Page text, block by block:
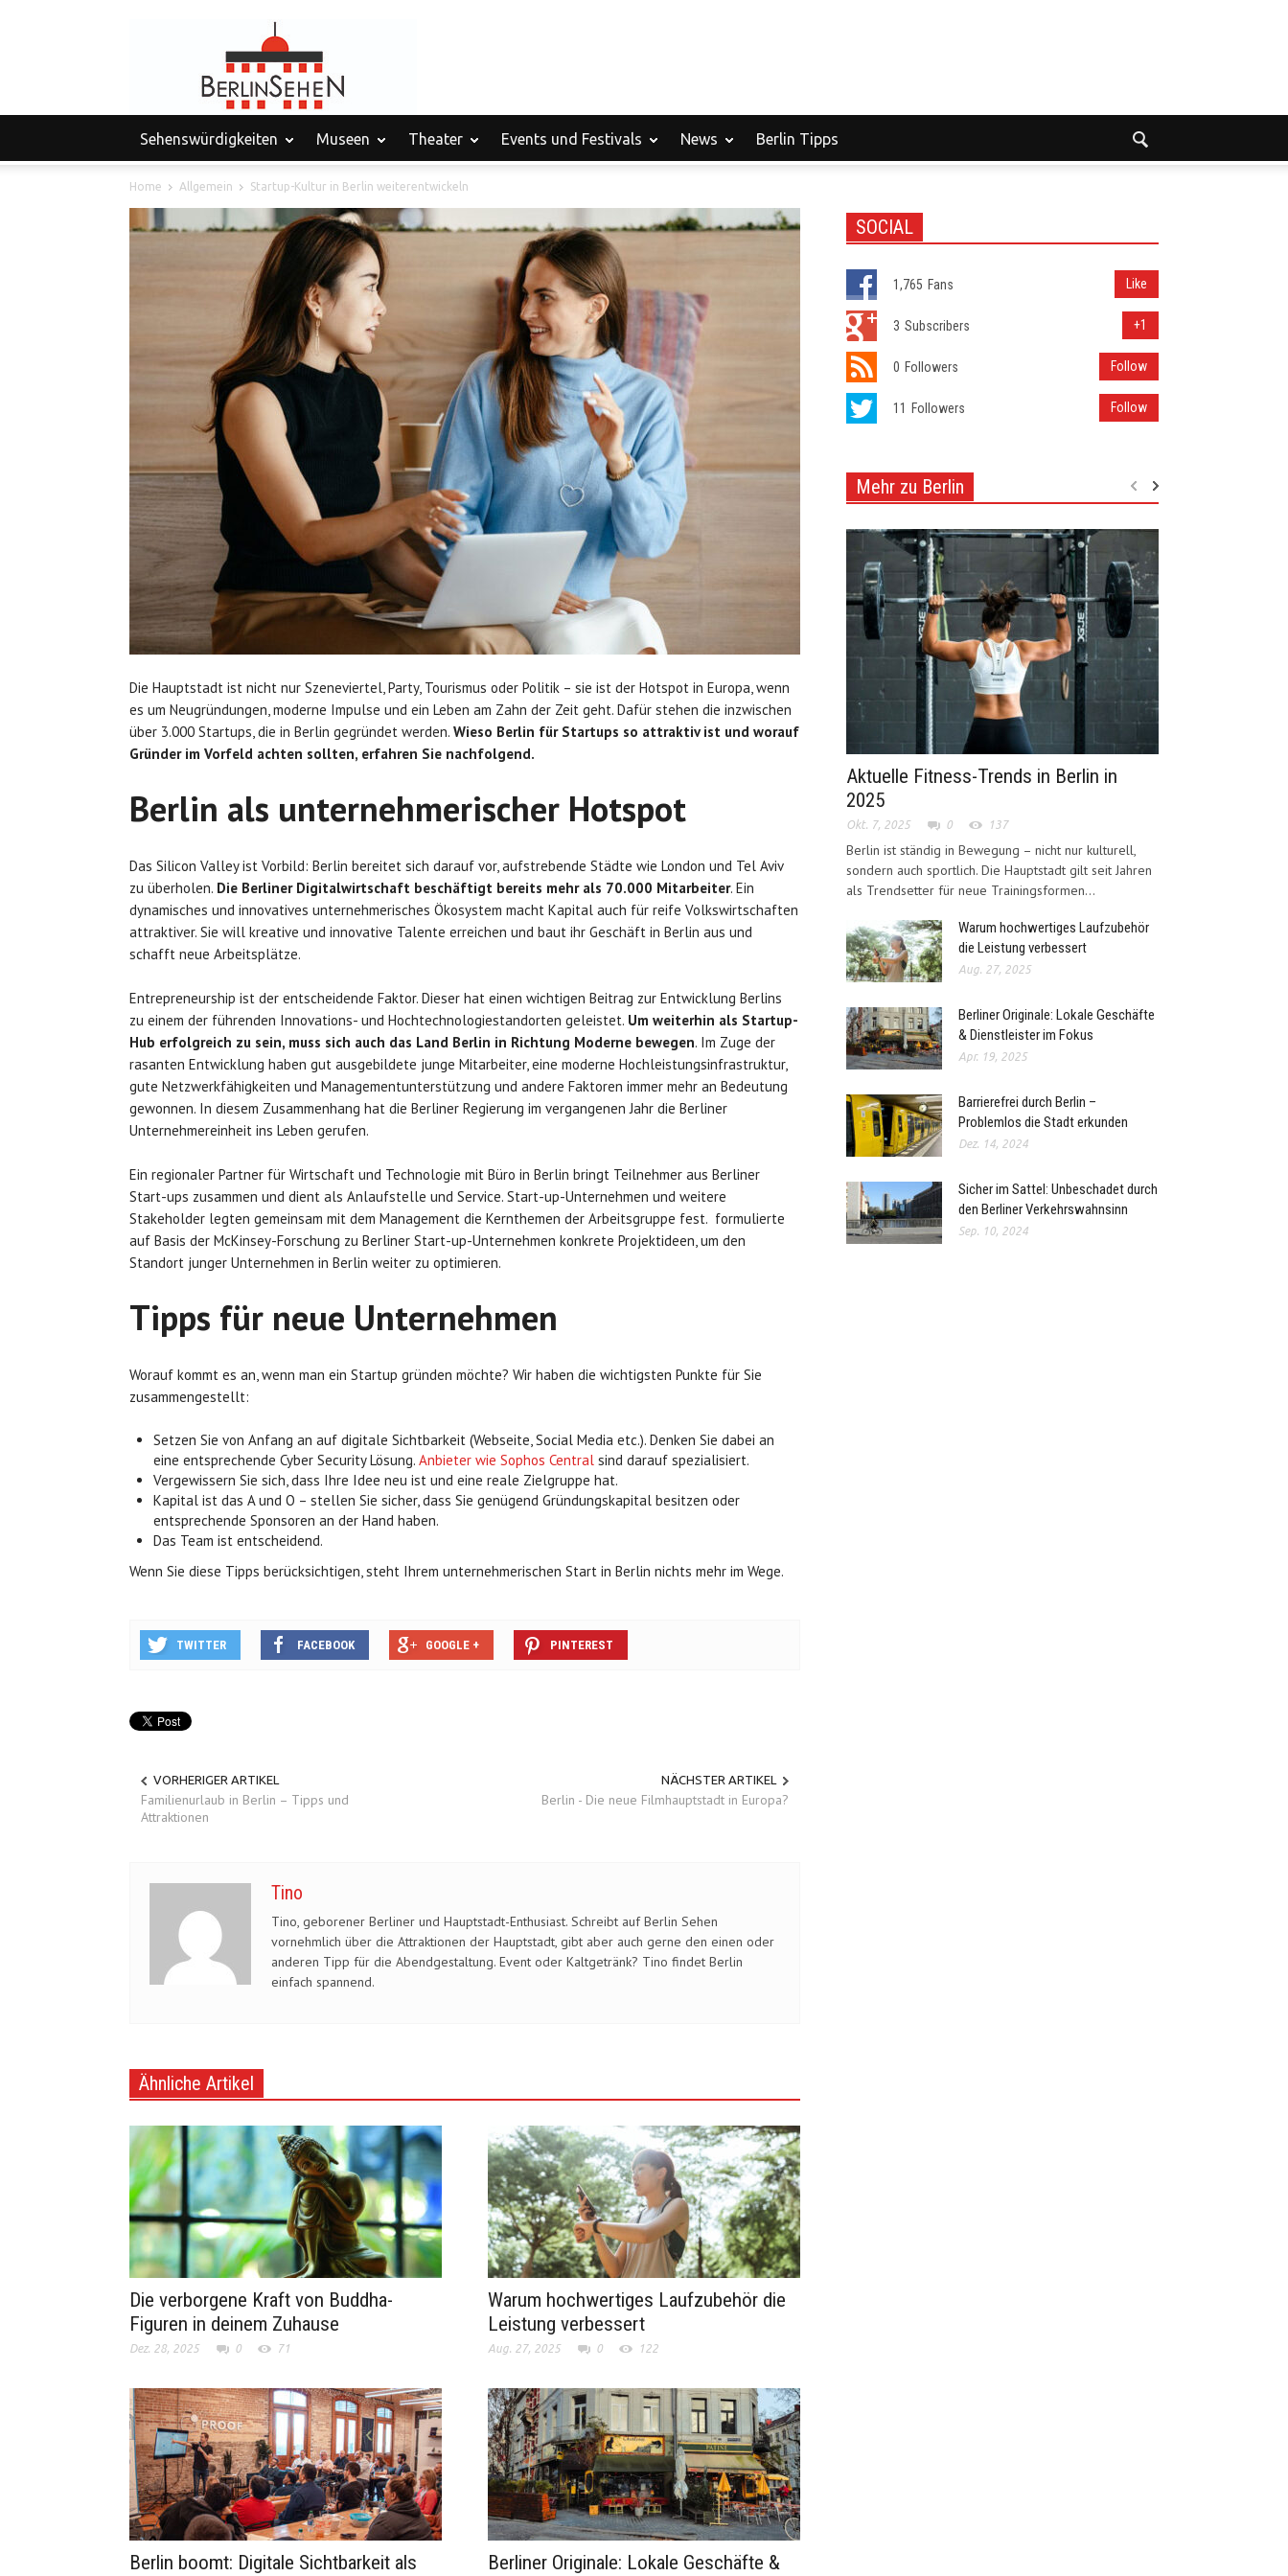
Sehenswürdigkeiten Museen Theater Events und Festivals News Berlin Tipps
Home Allgemein Startup-Kultur in Berlin weiterentwickeln
Startup-Kultur in Berlin weiterentwickeln
Die Hauptstadt ist nicht nur Szeneviertel, Party, Tourismus oder Politik – sie ist der Hotspot in Europa, wenn
es um Neugründungen, moderne Impulse und ein Leben am Zahn der Zeit geht. Dafür stehen die inzwischen
über 3.000 Startups, die in Berlin gegründet werden. Wieso Berlin für Startups so attraktiv ist und worauf
Gründer im Vorfeld achten sollten, erfahren Sie nachfolgend.
Berlin als unternehmerischer Hotspot
Das Silicon Valley ist Vorbild: Berlin bereitet sich darauf vor, aufstrebende Städte wie London und Tel Aviv
zu überholen. Die Berliner Digitalwirtschaft beschäftigt bereits mehr als 70.000 Mitarbeiter. Ein
dynamisches und innovatives unternehmerisches Ökosystem macht Kapital auch für reife Volkswirtschaften
attraktiver. Sie will kreative und innovative Talente erreichen und baut ihr Geschäft in Berlin aus und
schafft neue Arbeitsplätze.
Entrepreneurship ist der entscheidende Faktor. Dieser hat einen wichtigen Beitrag zur Entwicklung Berlins
zu einem der führenden Innovations- und Hochtechnologiestandorten geleistet. Um weiterhin als Startup-
Hub erfolgreich zu sein, muss sich auch das Land Berlin in Richtung Moderne bewegen. Im Zuge der
rasanten Entwicklung haben gut ausgebildete junge Mitarbeiter, eine moderne Hochleistungsinfrastruktur,
gute Netzwerkfähigkeiten und Managementunterstützung und andere Faktoren immer mehr an Bedeutung
gewonnen. In diesem Zusammenhang hat die Berliner Regierung im vergangenen Jahr die Berliner
Unternehmereinheit ins Leben gerufen.
Ein regionaler Partner für Wirtschaft und Technologie mit Büro in Berlin bringt Teilnehmer aus Berliner
Start-ups zusammen und dient als Anlaufstelle und Service. Start-up-Unternehmen und weitere
Stakeholder legten gemeinsam mit dem Management die Kernthemen der Arbeitsgruppe fest. formulierte
auf Basis der McKinsey-Forschung zu Berliner Start-up-Unternehmen konkrete Projektideen, um den
Standort junger Unternehmen in Berlin weiter zu optimieren.
Tipps für neue Unternehmen
Worauf kommt es an, wenn man ein Startup gründen möchte? Wir haben die wichtigsten Punkte für Sie
zusammengestellt:
Setzen Sie von Anfang an auf digitale Sichtbarkeit (Webseite, Social Media etc.). Denken Sie dabei an
eine entsprechende Cyber Security Lösung. Anbieter wie Sophos Central sind darauf spezialisiert.
Vergewissern Sie sich, dass Ihre Idee neu ist und eine reale Zielgruppe hat.
Kapital ist das A und O – stellen Sie sicher, dass Sie genügend Gründungskapital besitzen oder
entsprechende Sponsoren an der Hand haben.
Das Team ist entscheidend.
Wenn Sie diese Tipps berücksichtigen, steht Ihrem unternehmerischen Start in Berlin nichts mehr im Wege.
TWITTER FACEBOOK GOOGLE + PINTEREST
VORHERIGER ARTIKEL
Familienurlaub in Berlin – Tipps und
Attraktionen
NÄCHSTER ARTIKEL
Berlin - Die neue Filmhauptstadt in Europa?
Tino
Tino, geborener Berliner und Hauptstadt-Enthusiast. Schreibt auf Berlin Sehen
vornehmlich über die Attraktionen der Hauptstadt, gibt aber auch gerne den einen oder
anderen Tipp für die Abendgestaltung. Event oder Kaltgetränk? Tino findet Berlin
einfach spannend.
Ähnliche Artikel
Die verborgene Kraft von Buddha-
Figuren in deinem Zuhause
Dez. 28, 2025 0 71
Warum hochwertiges Laufzubehör die
Leistung verbessert
Aug. 27, 2025 0 122
Berlin boomt: Digitale Sichtbarkeit als
Berliner Originale: Lokale Geschäfte &
SOCIAL
1,765 Fans Like
3 Subscribers +1
0 Followers Follow
11 Followers Follow
Mehr zu Berlin
Aktuelle Fitness-Trends in Berlin in
2025
Okt. 7, 2025 0 137
Berlin ist ständig in Bewegung – nicht nur kulturell,
sondern auch sportlich. Die Hauptstadt gilt seit Jahren
als Trendsetter für neue Trainingsformen...
Warum hochwertiges Laufzubehör
die Leistung verbessert
Aug. 27, 2025
Berliner Originale: Lokale Geschäfte
& Dienstleister im Fokus
Apr. 19, 2025
Barrierefrei durch Berlin –
Problemlos die Stadt erkunden
Dez. 14, 2024
Sicher im Sattel: Unbeschadet durch
den Berliner Verkehrswahnsinn
Sep. 10, 2024